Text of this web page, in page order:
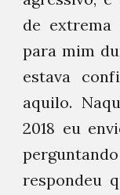
de extrema
para mim
estava
aquilo.
2018 eu
respondeu